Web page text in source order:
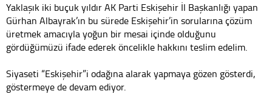
Yaklaşık iki buçuk yıldır AK Parti Eskişehir İl Başkanlığı yapan
Gürhan Albayrak’ın bu sürede Eskişehir’in sorularına çözüm
üretmek amacıyla yoğun bir mesai içinde olduğunu
gördüğümüzü ifade ederek öncelikle hakkını teslim edelim.
Siyaseti “Eskişehir”i odağına alarak yapmaya gözen gösterdi,
göstermeye de devam ediyor.